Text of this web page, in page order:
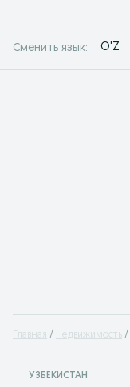
Сменить язык: O'Z
Главная Недвижимость
УЗБЕКИСТАН